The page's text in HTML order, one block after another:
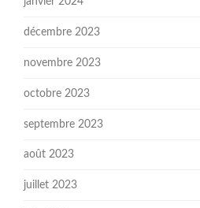
décembre 2023
novembre 2023
octobre 2023
septembre 2023
août 2023
juillet 2023